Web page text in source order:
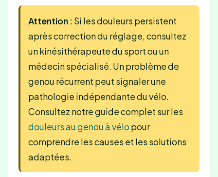
Attention : Si les douleurs persistent
après correction du réglage, consultez
un kinésithérapeute du sport ou un
médecin spécialisé. Un problème de
genou récurrent peut signaler une
pathologie indépendante du vélo.
Consultez notre guide complet sur les
douleurs au genou à vélo pour
comprendre les causes et les solutions
adaptées.